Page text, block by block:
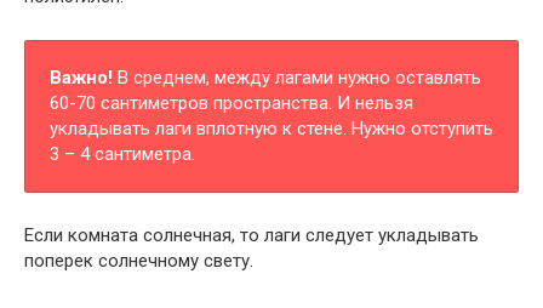
Важно! В среднем, между лагами нужно оставлять
60-70 сантиметров пространства. И нельзя
укладывать лаги вплотную к стене. Нужно отступить
3 – 4 сантиметра.
Если комната солнечная, то лаги следует укладывать
поперек солнечному свету.